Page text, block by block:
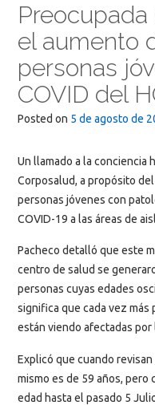
el aumento
personas
COVID del
Posted on 5 de agosto de
Un llamado a la conciencia
Corposalud, a propósito
personas jóvenes con
COVID-19 a las áreas de
Pacheco detalló que este
centro de salud se
personas cuyas edades
significa que cada vez más
están viendo afectadas por
Explicó que cuando
mismo es de 59 años, pero
edad hasta el pasado 5